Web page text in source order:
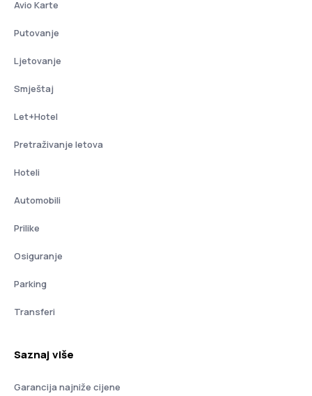
Avio Karte
Putovanje
Ljetovanje
Smještaj
Let+Hotel
Pretraživanje letova
Hoteli
Automobili
Prilike
Osiguranje
Parking
Transferi
Saznaj više
Garancija najniže cijene